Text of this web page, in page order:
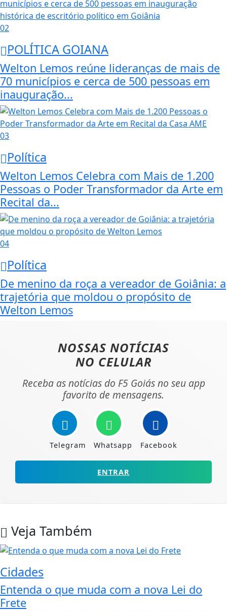
02
POLÍTICA GOIANA
Welton Lemos reúne lideranças de mais de
70 municípios e cerca de 500 pessoas em
inauguração...
03
Política
Welton Lemos Celebra com Mais de 1.200
Pessoas o Poder Transformador da Arte em
Recital da...
04
Política
De menino da roça a vereador de Goiânia: a
trajetória que moldou o propósito de
Welton Lemos
NOSSAS NOTÍCIAS
NO CELULAR
Receba as notícias do F5 Goiás no seu app
favorito de mensagens.
Telegram Whatsapp Facebook
ENTRAR
Veja Também
Cidades
Entenda o que muda com a nova Lei do
Frete